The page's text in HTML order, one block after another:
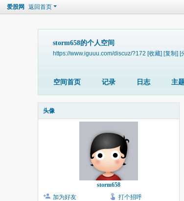
爱股网 返回首页
storm658的个人空间
https://www.iguuu.com/discuz/?172 [收藏] [复制] [
空间首页 记录 日志 主
头像
storm658
加为好友
打个招呼